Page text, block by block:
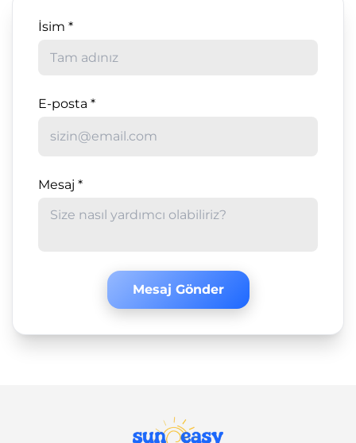
İsim *
E-posta *
Mesaj *
Mesaj Gönder